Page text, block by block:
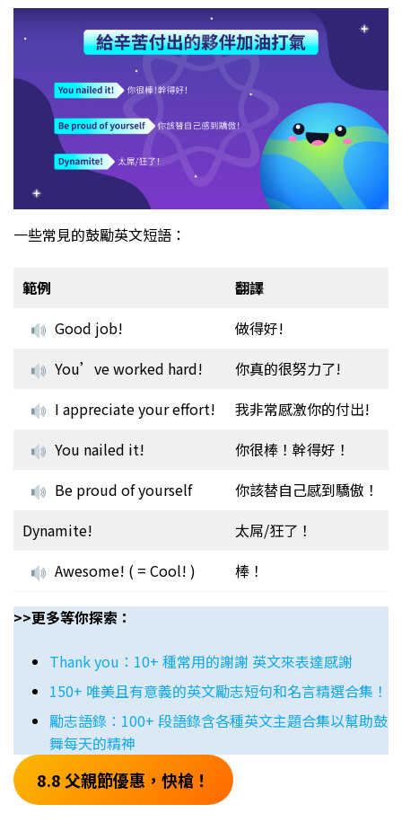
一些常見的鼓勵英文短語：
範例
翻譯
Good job!
做得好!
You’ve worked hard!
你真的很努力了!
I appreciate your effort!
我非常感激你的付出!
You nailed it!
你很棒！幹得好！
Be proud of yourself
你該替自己感到驕傲！
Dynamite!
太屌/狂了！
Awesome! ( = Cool! )
棒！
>>更多等你探索：
Thank you：10+ 種常用的謝謝 英文來表達感謝
150+ 唯美且有意義的英文勵志短句和名言精選合集！
勵志語錄：100+ 段語錄含各種英文主題合集以幫助鼓
舞每天的精神
8.8 父親節優惠，快槍！